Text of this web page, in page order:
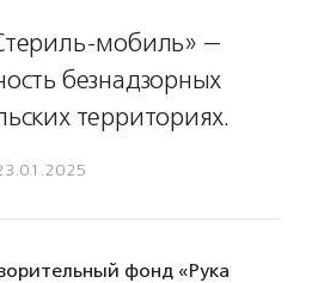
мобиль» —
безнадзорных
территориях.
фонд «Рука